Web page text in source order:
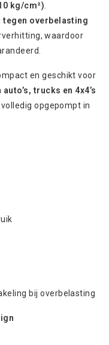
kg/cm²).
overbelasting
waardoor
en geschikt voor
auto’s, trucks en 4x4’s
volledig opgepompt in
bij overbelasting